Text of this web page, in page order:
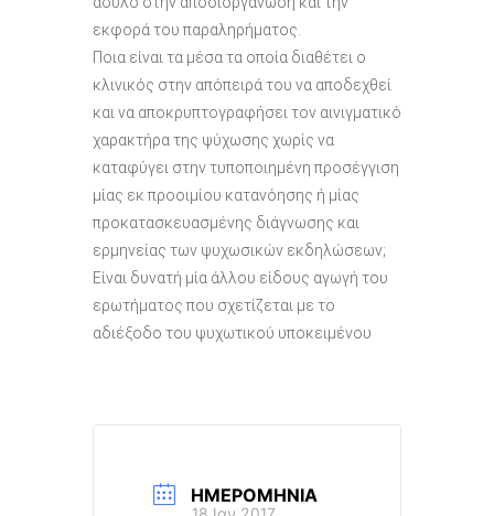
εκφορά του παραληρήματος.
Ποια είναι τα μέσα τα οποία διαθέτει ο
κλινικός στην απόπειρά του να αποδεχθεί
και να αποκρυπτογραφήσει τον αινιγματικό
χαρακτήρα της ψύχωσης χωρίς να
καταφύγει στην τυποποιημένη προσέγγιση
μίας εκ προοιμίου κατανόησης ή μίας
προκατασκευασμένης διάγνωσης και
ερμηνείας των ψυχωσικών εκδηλώσεων;
Είναι δυνατή μία άλλου είδους αγωγή του
ερωτήματος που σχετίζεται με το
αδιέξοδο του ψυχωτικού υποκειμένου
ΗΜΕΡΟΜΗΝΊΑ